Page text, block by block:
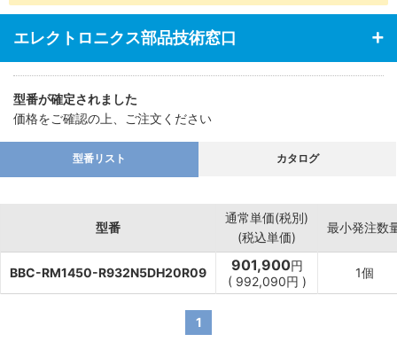
エレクトロニクス部品技術窓口
型番が確定されました
価格をご確認の上、ご注文ください
型番リスト カタログ
型番
通常単価(税別)
(税込単価)
最小発注数
BBC-RM1450-R932N5DH20R09 901,900円
( 992,090円 )
1個
1